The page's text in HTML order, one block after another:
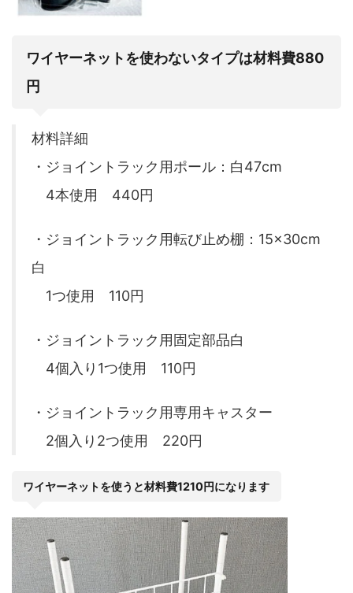
ワイヤーネットを使わないタイプは材料費880
円
材料詳細
・ジョイントラック用ポール：白47cm
4本使用 440円
・ジョイントラック用転び止め棚：15×30cm
白
1つ使用 110円
・ジョイントラック用固定部品白
4個入り1つ使用 110円
・ジョイントラック用専用キャスター
2個入り2つ使用 220円
ワイヤーネットを使うと材料費1210円になります